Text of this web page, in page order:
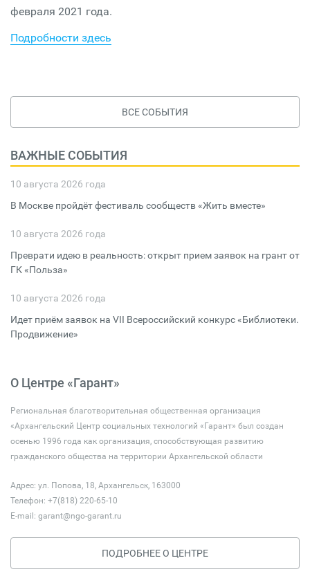
февраля 2021 года.
Подробности здесь
ВСЕ СОБЫТИЯ
ВАЖНЫЕ СОБЫТИЯ
10 августа 2026 года
В Москве пройдёт фестиваль сообществ «Жить вместе»
10 августа 2026 года
Преврати идею в реальность: открыт прием заявок на грант от
ГК «Польза»
10 августа 2026 года
Идет приём заявок на VII Всероссийский конкурс «Библиотеки.
Продвижение»
О Центре «Гарант»
Региональная благотворительная общественная организация
«Архангельский Центр социальных технологий «Гарант» был создан
осенью 1996 года как организация, способствующая развитию
гражданского общества на территории Архангельской области
Адрес: ул. Попова, 18, Архангельск, 163000
Телефон: +7(818) 220-65-10
E-mail: garant@ngo-garant.ru
ПОДРОБНЕЕ О ЦЕНТРЕ